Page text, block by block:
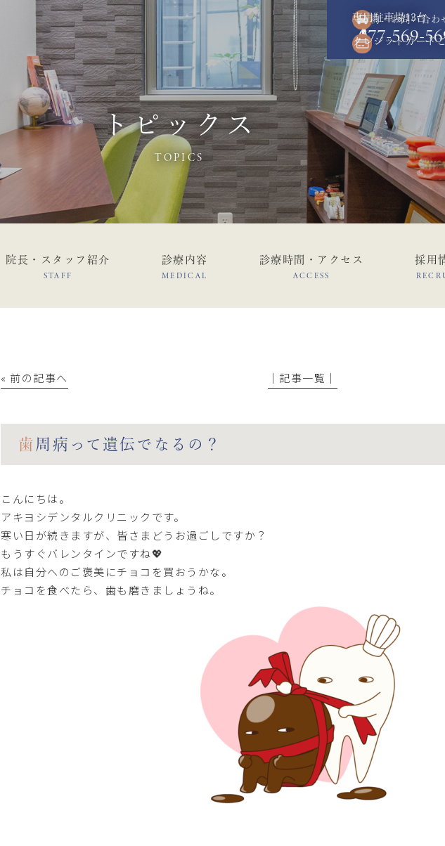
ご予約・お問い合わ
077-569-
専用駐車場13台
クレジットカード
トピックス
TOPICS
院長・スタッフ紹介
STAFF
診療内容
MEDICAL
診療時間・アクセス
ACCESS
採用
« 前の記事へ │記事一覧│
歯周病って遺伝でなるの？
こんにちは。
アキヨシデンタルクリニックです。
寒い日が続きますが、皆さまどうお過ごしですか？
もうすぐバレンタインですね💖
私は自分へのご褒美にチョコを買おうかな。
チョコを食べたら、歯も磨きましょうね。